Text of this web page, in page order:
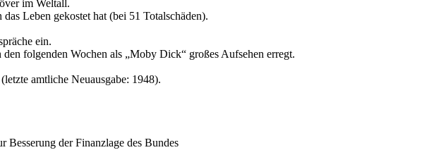
im Weltall.
Leben gekostet hat (bei 51 Totalschäden).
ein.
folgenden Wochen als Moby Dick
großes Aufsehen erregt.
amtliche Neuausgabe: 1948).
der Finanzlage des Bundes